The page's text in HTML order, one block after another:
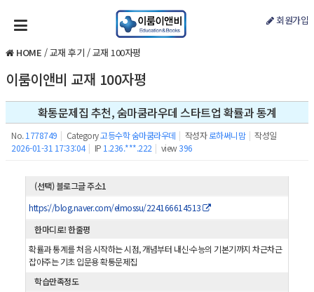
회원가입
HOME /교재 후기 /교재 100자평
이룸이앤비 교재 100자평
확통문제집 추천, 숨마쿰라우데 스타트업 확률과 통계
No. 1778749 | Category고등수학 숨마쿰라우데 | 작성자로하써니맘 | 작성일
2026-01-31 17:33:04 | IP 1.236.***.222 | view396
(선택) 블로그글 주소1
https://blog.naver.com/elmossu/224166614513
한마디로! 한줄평
확률과 통계를 처음 시작하는 시점, 개념부터 내신·수능의 기본기까지 차근차근
잡아주는 기초 입문용 확통문제집
학습만족정도